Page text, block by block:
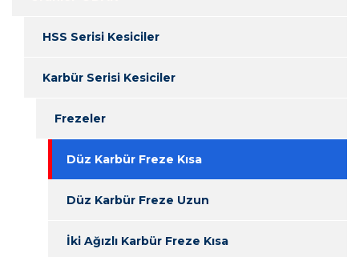
HSS Serisi Kesiciler
Karbür Serisi Kesiciler
Frezeler
Düz Karbür Freze Kısa
Düz Karbür Freze Uzun
İki Ağızlı Karbür Freze Kısa